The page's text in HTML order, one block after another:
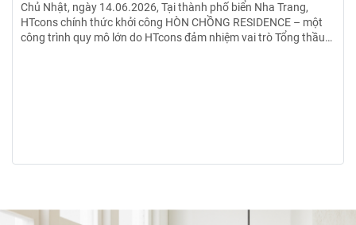
Chủ Nhật, ngày 14.06.2026, Tại thành phố biển Nha Trang,
HTcons chính thức khởi công HÒN CHỒNG RESIDENCE – một
công trình quy mô lớn do HTcons đảm nhiệm vai trò Tổng thầu